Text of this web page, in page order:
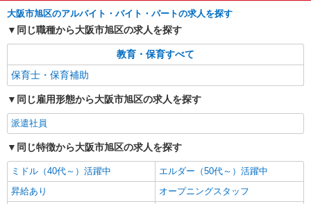
大阪市旭区のアルバイト・バイト・パートの求人を探す
同じ職種から大阪市旭区の求人を探す
教育・保育すべて
保育士・保育補助
同じ雇用形態から大阪市旭区の求人を探す
派遣社員
同じ特徴から大阪市旭区の求人を探す
ミドル（40代～）活躍中
エルダー（50代～）活躍中
昇給あり
オープニングスタッフ